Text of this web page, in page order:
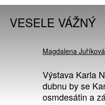
VESELE VÁŽNÝ
Magdalena Juříková
Výstava Karla
dubnu by se
osmdesátin a